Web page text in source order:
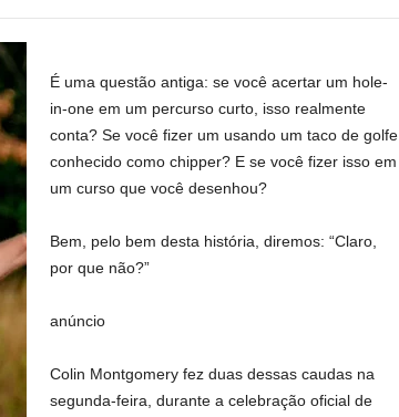
É uma questão antiga: se você acertar um hole-
in-one em um percurso curto, isso realmente
conta? Se você fizer um usando um taco de golfe
conhecido como chipper? E se você fizer isso em
um curso que você desenhou?
Bem, pelo bem desta história, diremos: “Claro,
por que não?”
anúncio
Colin Montgomery fez duas dessas caudas na
segunda-feira, durante a celebração oficial de